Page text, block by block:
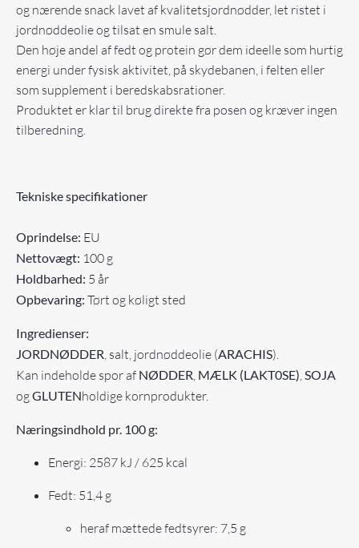
og nærende snack lavet af kvalitetsjordnødder, let ristet i
jordnøddeolie og tilsat en smule salt.
Den høje andel af fedt og protein gør dem ideelle som hurtig
energi under fysisk aktivitet, på skydebanen, i felten eller
som supplement i beredskabsrationer.
Produktet er klar til brug direkte fra posen og kræver ingen
tilberedning.
Tekniske specifikationer
Oprindelse: EU
Nettovægt: 100 g
Holdbarhed: 5 år
Opbevaring: Tørt og køligt sted
Ingredienser:
JORDNØDDER, salt, jordnøddeolie (ARACHIS).
Kan indeholde spor af NØDDER, MÆLK (LAKT0SE),SOJA
ogGLUTENholdige kornprodukter.
Næringsindhold pr. 100 g:
Energi: 2587 kJ / 625 kcal
Fedt: 51,4 g
heraf mættede fedtsyrer: 7,5 g